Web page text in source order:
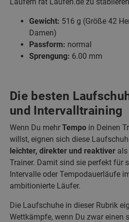
Gewicht: 516 g (Größe 42
Damen)
Passform: normal
Sprengung: 6.00 mm
Die besten
und Intervalltraining
Wenn Du mehr Tempo in Deinen
willst, eignen sich diese
leichter, direkter und reaktiver
Trainer. Damit sind sie perfekt für
Intervalle oder Tempodauerläufe
ambitionierte Läufer.
Die Laufschuhe in dieser Rubrik
Wettkämpfe, wenn Du zwar einen